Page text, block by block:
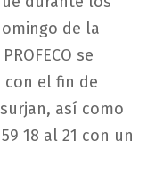
de la
se
el fin de
así como
18 al 21 con un